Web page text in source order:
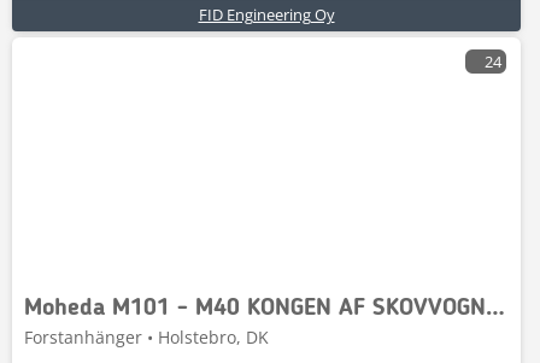
FID Engineering Oy
24
Moheda M101 - M40 KONGEN AF SKOVVOGNEN
Forstanhänger • Holstebro, DK